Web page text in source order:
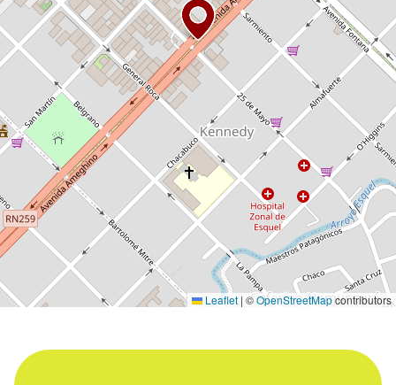
Leaflet | ©OpenStreetMapcontributors